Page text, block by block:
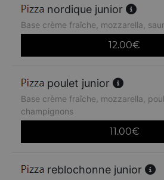
nordique junior
Base crème fraîche, mozzarella,
12.00€
poulet junior
Base crème fraîche, mozzarella,
champignons
11.00€
reblochonne junior